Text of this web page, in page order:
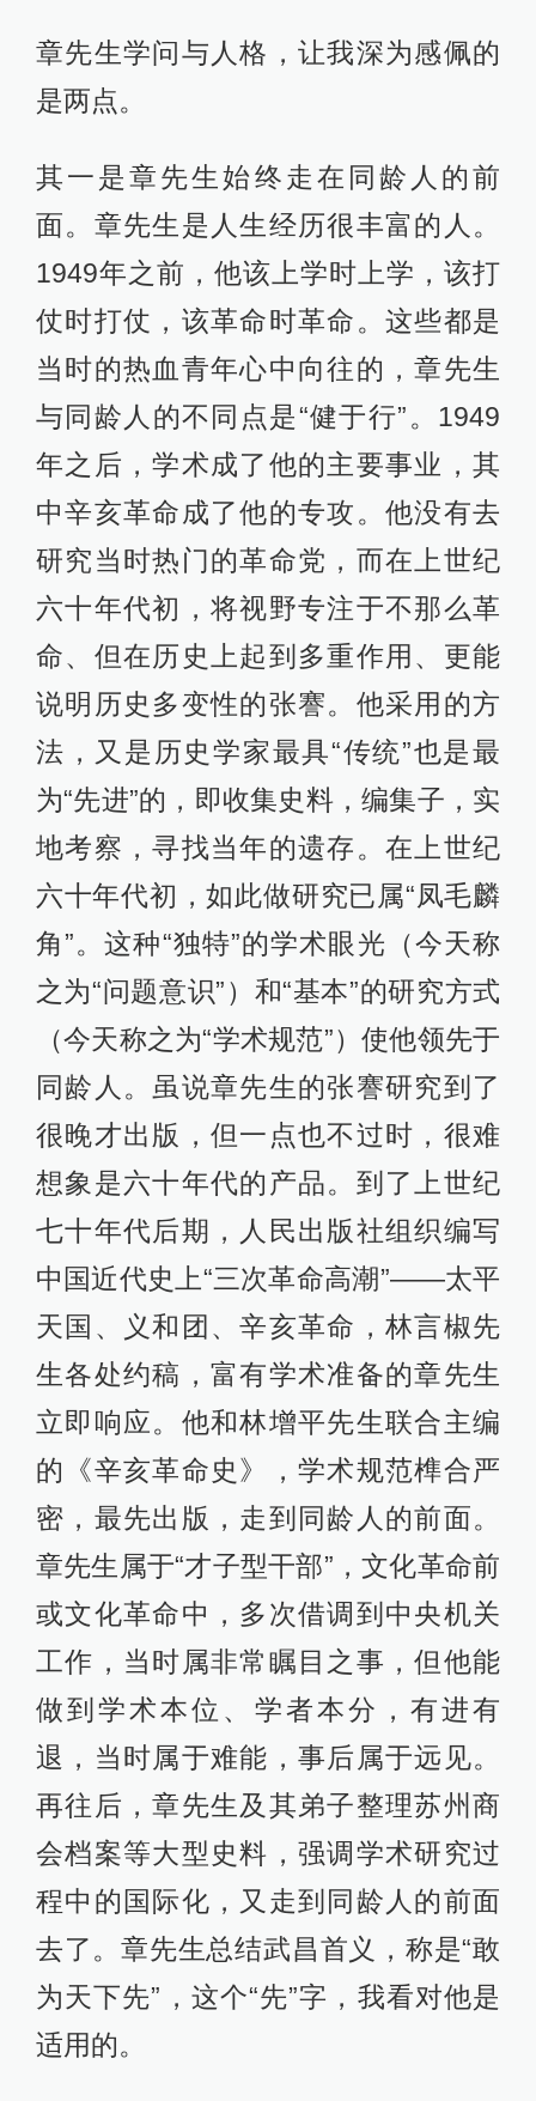
章先生学问与人格，让我深为感佩的
是两点。
其一是章先生始终走在同龄人的前
面。章先生是人生经历很丰富的人。
1949年之前，他该上学时上学，该打
仗时打仗，该革命时革命。这些都是
当时的热血青年心中向往的，章先生
与同龄人的不同点是“健于行”。1949
年之后，学术成了他的主要事业，其
中辛亥革命成了他的专攻。他没有去
研究当时热门的革命党，而在上世纪
六十年代初，将视野专注于不那么革
命、但在历史上起到多重作用、更能
说明历史多变性的张謇。他采用的方
法，又是历史学家最具“传统”也是最
为“先进”的，即收集史料，编集子，实
地考察，寻找当年的遗存。在上世纪
六十年代初，如此做研究已属“凤毛麟
角”。这种“独特”的学术眼光（今天称
之为“问题意识”）和“基本”的研究方式
（今天称之为“学术规范”）使他领先于
同龄人。虽说章先生的张謇研究到了
很晚才出版，但一点也不过时，很难
想象是六十年代的产品。到了上世纪
七十年代后期，人民出版社组织编写
中国近代史上“三次革命高潮”——太平
天国、义和团、辛亥革命，林言椒先
生各处约稿，富有学术准备的章先生
立即响应。他和林增平先生联合主编
的《辛亥革命史》，学术规范榫合严
密，最先出版，走到同龄人的前面。
章先生属于“才子型干部”，文化革命前
或文化革命中，多次借调到中央机关
工作，当时属非常瞩目之事，但他能
做到学术本位、学者本分，有进有
退，当时属于难能，事后属于远见。
再往后，章先生及其弟子整理苏州商
会档案等大型史料，强调学术研究过
程中的国际化，又走到同龄人的前面
去了。章先生总结武昌首义，称是“敢
为天下先”，这个“先”字，我看对他是
适用的。